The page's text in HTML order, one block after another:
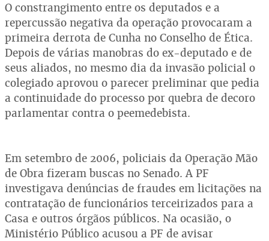
O constrangimento entre os deputados e a
repercussão negativa da operação provocaram a
primeira derrota de Cunha no Conselho de Ética.
Depois de várias manobras do ex-deputado e de
seus aliados, no mesmo dia da invasão policial o
colegiado aprovou o parecer preliminar que pedia
a continuidade do processo por quebra de decoro
parlamentar contra o peemedebista.
Em setembro de 2006, policiais da Operação Mão
de Obra fizeram buscas no Senado. A PF
investigava denúncias de fraudes em licitações na
contratação de funcionários terceirizados para a
Casa e outros órgãos públicos. Na ocasião, o
Ministério Público acusou a PF de avisar